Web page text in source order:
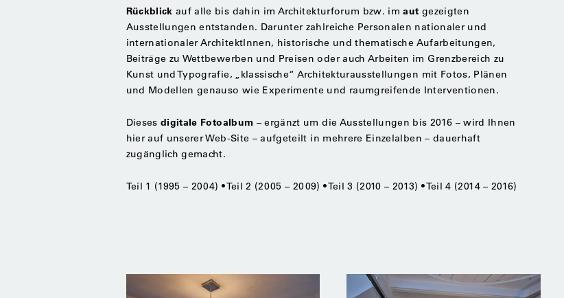
Rückblick auf alle bis dahin im Architekturforum bzw. imautgezeigten
Ausstellungen entstanden. Darunter zahlreiche Personalen nationaler und
internationaler ArchitektInnen, historische und ­thematische Aufarbeitungen,
Beiträge zu Wettbewerben und Preisen oder auch Arbeiten im Grenzbereich zu
Kunst und Typografie, „klassische“ Architekturausstellungen mit Fotos, Plänen
und Modellen genauso wie Experimente und raumgreifende Interventionen.
Dieses digitale Fotoalbum – ergänzt um die Ausstellungen bis 2016 – wird Ihnen
hier auf unserer Web-Site – aufgeteilt in mehrere Einzelalben – dauerhaft
zugänglich gemacht.
Teil 1 (1995 – 2004) • Teil 2 (2005 – 2009) • Teil 3 (2010 – 2013) • Teil 4 (2014 – 2016)